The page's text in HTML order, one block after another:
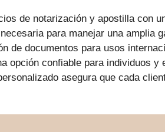
de notarización y apostilla con
para manejar una amplia
de documentos para usos
opción confiable para individuos
asegura que cada